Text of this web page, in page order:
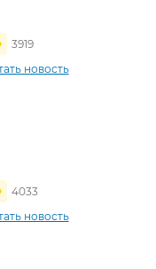
3919
новость
4033
новость